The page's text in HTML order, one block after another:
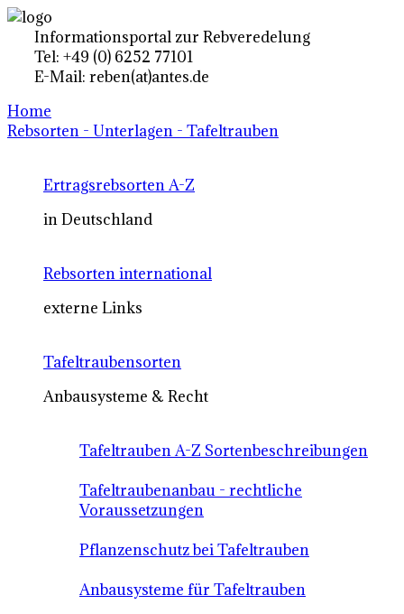
Informationsportal zur Rebveredelung
Tel: +49 (0) 6252 77101
E-Mail: reben(at)antes.de
Home
Rebsorten - Unterlagen - Tafeltrauben
Ertragsrebsorten A-Z
in Deutschland
Rebsorten international
externe Links
Tafeltraubensorten
Anbausysteme & Recht
Tafeltrauben A-Z Sortenbeschreibungen
Tafeltraubenanbau - rechtliche
Voraussetzungen
Pflanzenschutz bei Tafeltrauben
Anbausysteme für Tafeltrauben